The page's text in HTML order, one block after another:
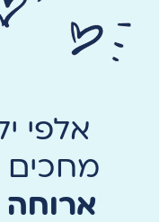
אלפי
מחכים
ארוחה